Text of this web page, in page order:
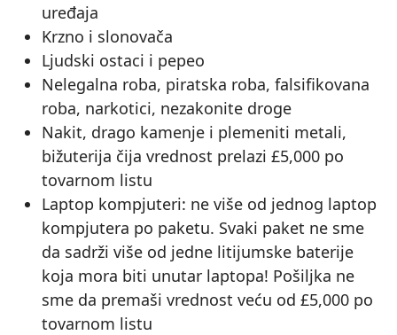
uređaja
Krzno i slonovača
Ljudski ostaci i pepeo
Nelegalna roba, piratska roba, falsifikovana
roba, narkotici, nezakonite droge
Nakit, drago kamenje i plemeniti metali,
bižuterija čija vrednost prelazi £5,000 po
tovarnom listu
Laptop kompjuteri: ne više od jednog laptop
kompjutera po paketu. Svaki paket ne sme
da sadrži više od jedne litijumske baterije
koja mora biti unutar laptopa! Pošiljka ne
sme da premaši vrednost veću od £5,000 po
tovarnom listu